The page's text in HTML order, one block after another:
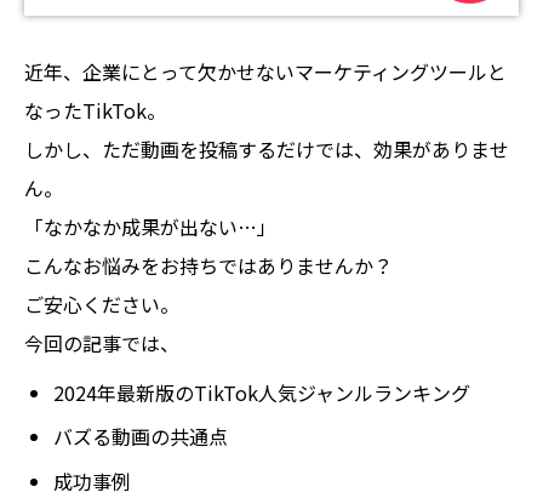
近年、企業にとって欠かせないマーケティングツールと
なったTikTok。
しかし、ただ動画を投稿するだけでは、効果がありませ
ん。
「なかなか成果が出ない…」
こんなお悩みをお持ちではありませんか？
ご安心ください。
今回の記事では、
2024年最新版のTikTok人気ジャンルランキング
バズる動画の共通点
成功事例